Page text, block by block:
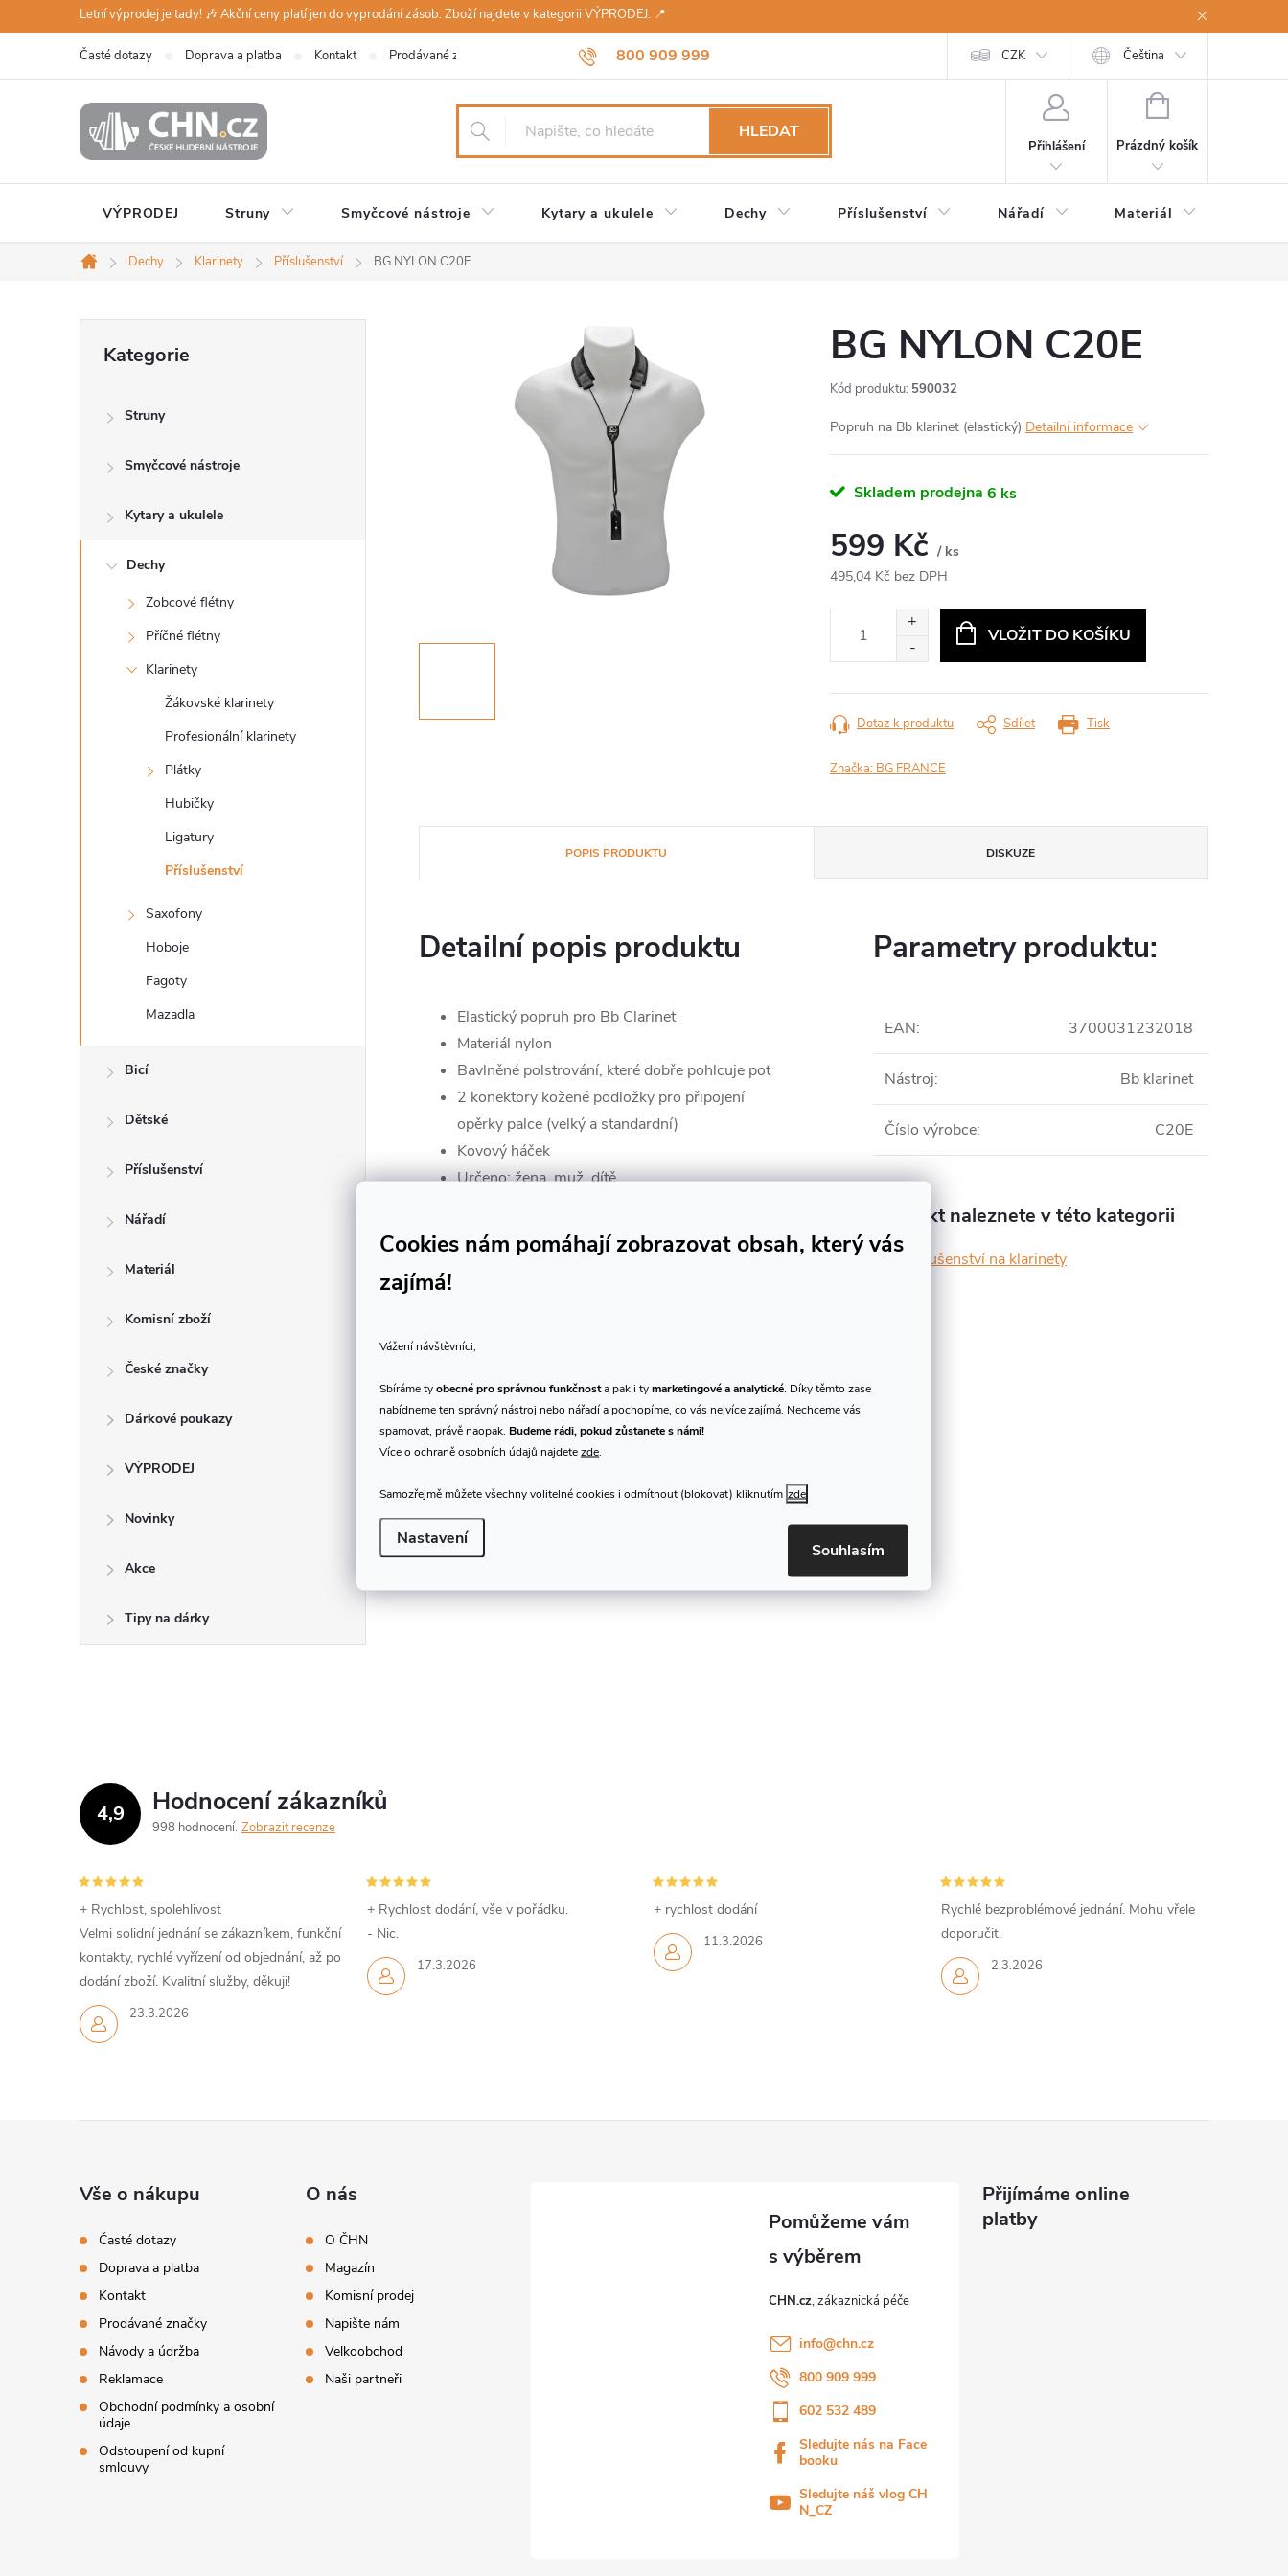
Cookies nám pomáhají zobrazovat obsah, který vás
zajímá!
Vážení návštěvníci,
Sbíráme tyobecné pro správnou funkčnosta pak i tymarketingové a analytické . Díky těmto zase
nabídneme ten správný nástroj nebo nářadí a pochopíme, co vás nejvíce zajímá. Nechceme vás
spamovat, právě naopak. Budeme rádi, pokud zůstanete s námi!
Více o ochraně osobních údajů najdetezde
Samozřejmě můžete všechny volitelné cookies i odmítnout (blokovat) kliknutím zde
Nastavení
Souhlasím
na
Letní výprodej je tady! 🎶 Akční ceny platí jen do vyprodání zásob. Zboží najdete v kategorii VÝPRODEJ. 📍
800 909 999
Časté dotazy Doprava a platba Kontakt Prodávané značky Návody a údržba Reklamace Odstoupení od kupní smlouvy
CZK Čeština
HLEDAT
Přihlášení
NÁKUPNÍ
Prázdný košík
VÝPRODEJ Struny Smyčcové nástroje Kytary a ukulele Dechy Příslušenství Nářadí Materiál
Domů
Dechy Klarinety Příslušenství BG NYLON C20E
r
kategorie
Kategorie
Struny
Smyčcové nástroje
Kytary a ukulele
Dechy
Zobcové flétny
Příčné flétny
Klarinety
Žákovské klarinety
Profesionální klarinety
Plátky
Hubičky
Ligatury
Příslušenství
Saxofony
Hoboje
Fagoty
Mazadla
Bicí
Dětské
Příslušenství
Nářadí
Materiál
Komisní zboží
České značky
Dárkové poukazy
VÝPRODEJ
Novinky
Akce
Tipy na dárky
BG NYLON C20E
Kód produktu: 590032
Popruh na Bb klarinet (elastický) Detailní informace
Skladem prodejna 6 ks
599 Kč / ks
495,04 Kč bez DPH
VLOŽIT DO KOŠÍKU
Tisk
Dotaz k produktu Sdílet
Značka: BG FRANCE
POPIS PRODUKTU DISKUZE
Detailní popis produktu
Elastický popruh pro Bb Clarinet
Materiál nylon
Bavlněné polstrování, které dobře pohlcuje pot
2 konektory kožené podložky pro připojení
opěrky palce (velký a standardní)
Kovový háček
Určeno: žena, muž, dítě
Parametry produktu:
EAN: 3700031232018
Nástroj: Bb klarinet
Číslo výrobce: C20E
Produkt naleznete v této kategorii
Příslušenství na klarinety
4,9 Hodnocení zákazníků
998 hodnocení Zobrazit recenze
23.3.2026
+ Rychlost, spolehlivost
Velmi solidní jednání se zákazníkem, funkční
kontakty, rychlé vyřízení od objednání, až po
dodání zboží. Kvalitní služby, děkuji!
17.3.2026
+ Rychlost dodání, vše v pořádku.
- Nic.
11.3.2026
+ rychlost dodání
2.3.2026
Rychlé bezproblémové jednání. Mohu vřele
doporučit.
Vše o nákupu
Časté dotazy
Doprava a platba
Kontakt
Prodávané značky
Návody a údržba
Reklamace
Obchodní podmínky a osobní
údaje
Odstoupení od kupní
smlouvy
O nás
O ČHN
Magazín
Komisní prodej
Napište nám
Velkoobchod
Naši partneři
CHN.cz
info@chn.cz
800 909 999
602 532 489
Sledujte nás na Face
booku
Sledujte náš vlog CH
N_CZ
Přijímáme online
platby